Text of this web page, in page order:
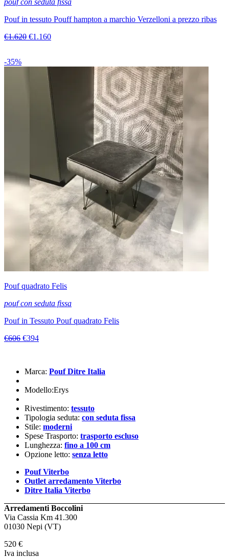
Pouf in tessuto Pouff hampton a marchio Verzelloni a prezzo ribas
€1.620 €1.160
-35%
Pouf quadrato Felis
pouf con seduta fissa
Pouf in Tessuto Pouf quadrato Felis
€606 €394
Marca: Pouf Ditre Italia
Modello:Erys
Rivestimento: tessuto
Tipologia seduta: con seduta fissa
Stile: moderni
Spese Trasporto: trasporto escluso
Lunghezza: fino a 100 cm
Opzione letto: senza letto
Pouf Viterbo
Outlet arredamento Viterbo
Ditre Italia Viterbo
Arredamenti Boccolini
Via Cassia Km 41.300
01030 Nepi (VT)
520 €
Iva inclusa